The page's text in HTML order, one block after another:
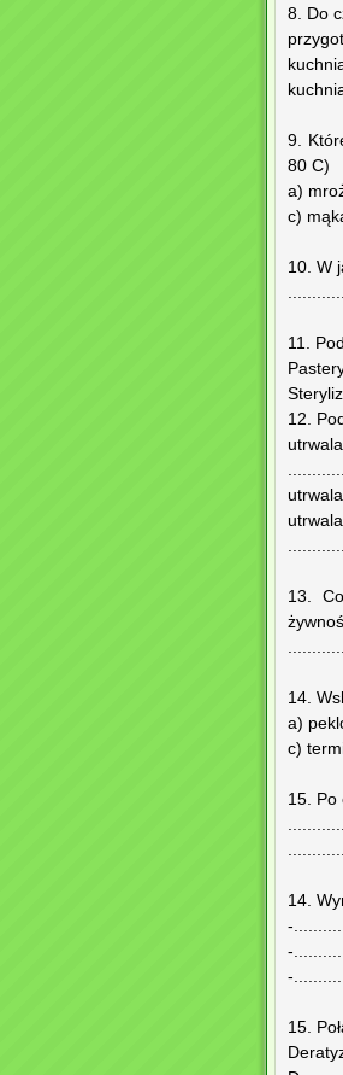
8. Do
9.
80 C)
a)
c)
10. W
11.
12.
13.
14.
a)
c)
15. Po
14.
-
-
-
15.